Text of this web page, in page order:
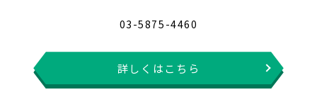
03-5875-4460
詳しくはこちら